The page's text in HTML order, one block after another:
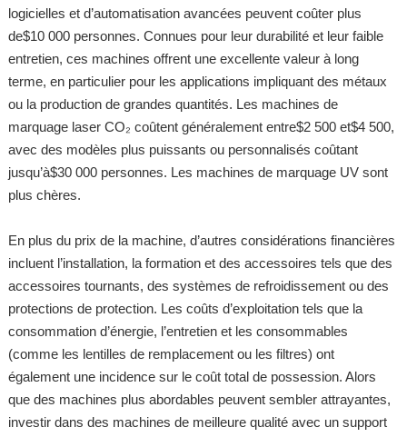
logicielles et d’automatisation avancées peuvent coûter plus
de$10 000 personnes. Connues pour leur durabilité et leur faible
entretien, ces machines offrent une excellente valeur à long
terme, en particulier pour les applications impliquant des métaux
ou la production de grandes quantités. Les machines de
marquage laser CO₂ coûtent généralement entre$2 500 et$4 500,
avec des modèles plus puissants ou personnalisés coûtant
jusqu’à$30 000 personnes. Les machines de marquage UV sont
plus chères.
En plus du prix de la machine, d’autres considérations financières
incluent l’installation, la formation et des accessoires tels que des
accessoires tournants, des systèmes de refroidissement ou des
protections de protection. Les coûts d’exploitation tels que la
consommation d’énergie, l’entretien et les consommables
(comme les lentilles de remplacement ou les filtres) ont
également une incidence sur le coût total de possession. Alors
que des machines plus abordables peuvent sembler attrayantes,
investir dans des machines de meilleure qualité avec un support